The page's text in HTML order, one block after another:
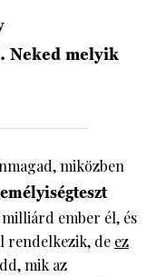
Neked melyik
miközben
ember él, és
rendelkezik, de ez
mik az